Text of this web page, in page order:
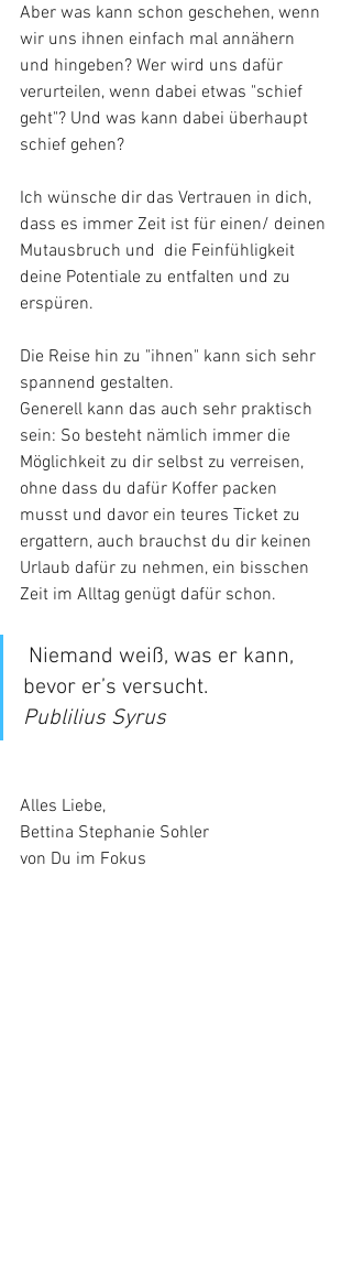
Aber was kann schon geschehen, wenn
wir uns ihnen einfach mal annähern
und hingeben? Wer wird uns dafür
verurteilen, wenn dabei etwas "schief
geht"? Und was kann dabei überhaupt
schief gehen?
Ich wünsche dir das Vertrauen in dich,
dass es immer Zeit ist für einen/ deinen
Mutausbruch und  die Feinfühligkeit
deine Potentiale zu entfalten und zu
erspüren.
Die Reise hin zu "ihnen" kann sich sehr
spannend gestalten.
Generell kann das auch sehr praktisch
sein: So besteht nämlich immer die
Möglichkeit zu dir selbst zu verreisen,
ohne dass du dafür Koffer packen
musst und davor ein teures Ticket zu
ergattern, auch brauchst du dir keinen
Urlaub dafür zu nehmen, ein bisschen
Zeit im Alltag genügt dafür schon.
bevor er’s versucht.
Publilius Syrus
Alles Liebe,
Bettina Stephanie Sohler
von Du im Fokus